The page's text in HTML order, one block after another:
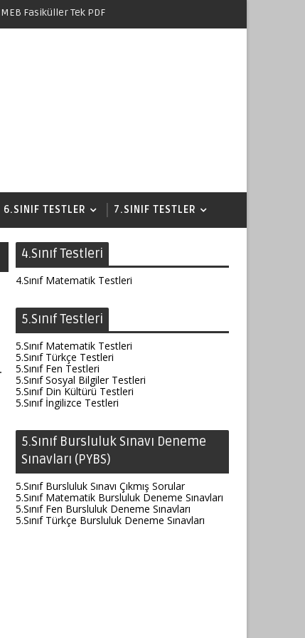
MEB Fasiküller Tek PDF
6.SINIF TESTLER 7.SINIF TESTLER
4.Sınıf Testleri
4.Sınıf Matematik Testleri
5.Sınıf Testleri
5.Sınıf Matematik Testleri
5.Sınıf Türkçe Testleri
5.Sınıf Fen Testleri
5.Sınıf Sosyal Bilgiler Testleri
5.Sınıf Din Kültürü Testleri
5.Sınıf İngilizce Testleri
5.Sınıf Bursluluk Sınavı Deneme
Sınavları (PYBS)
5.Sınıf Bursluluk Sınavı Çıkmış Sorular
5.Sınıf Matematik Bursluluk Deneme Sınavları
5.Sınıf Fen Bursluluk Deneme Sınavları
5.Sınıf Türkçe Bursluluk Deneme Sınavları